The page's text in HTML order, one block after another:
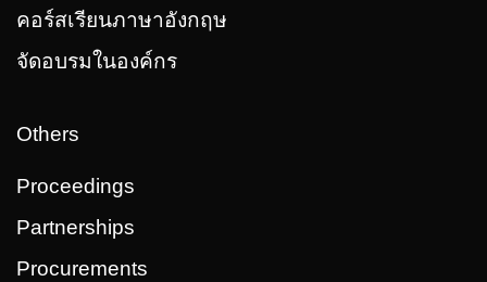
คอร์สเรียนภาษาอังกฤษ
จัดอบรมในองค์กร
Others
Proceedings
Partnerships
Procurements